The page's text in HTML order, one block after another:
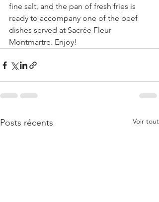
fine salt, and the pan of fresh fries is
ready to accompany one of the beef
dishes served at Sacrée Fleur
Montmartre. Enjoy!
Posts récents Voir tout